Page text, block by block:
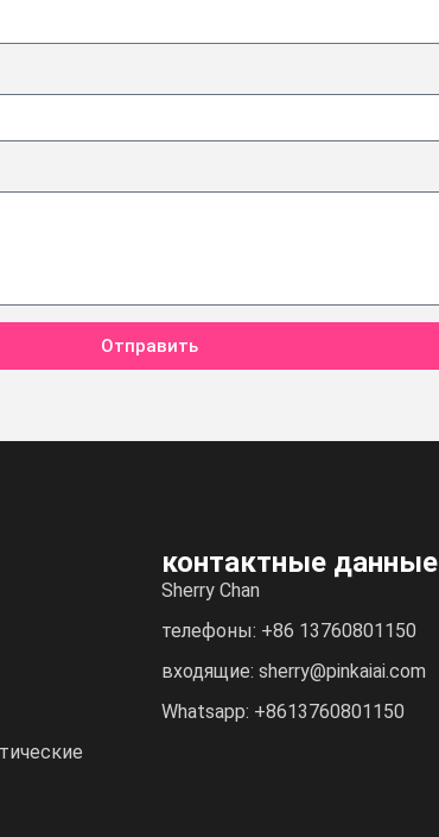
Отправить
контактные данные
Sherry Chan
телефоны: +86 13760801150
входящие: sherry@pinkaiai.com
Whatsapp: +8613760801150